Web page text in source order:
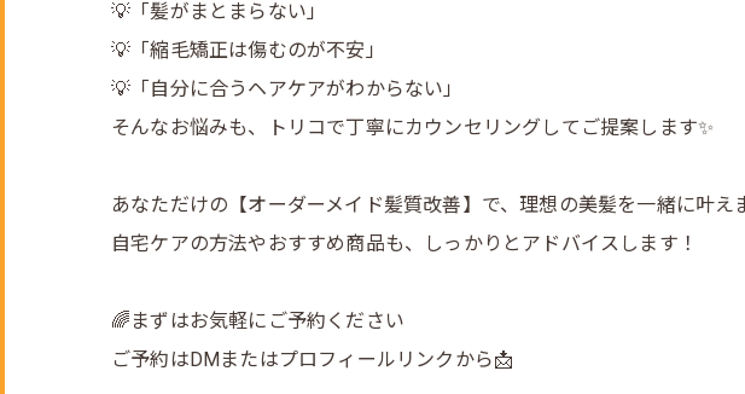
💡「髪がまとまらない」
💡「縮毛矯正は傷むのが不安」
💡「自分に合うヘアケアがわからない」
そんなお悩みも、トリコで丁寧にカウンセリングしてご提案します✨
あなただけの【オーダーメイド髪質改善】で、理想の美髪を一緒に叶え
自宅ケアの方法やおすすめ商品も、しっかりとアドバイスします！
🌈まずはお気軽にご予約ください
ご予約はDMまたはプロフィールリンクから📩